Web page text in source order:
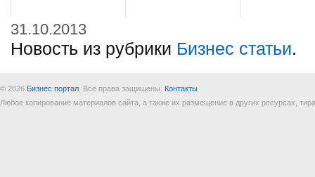
31.10.2013
Новость из рубрики Бизнес статьи.
© 2026 Бизнес портал . Все права защищены. Контакты
Любое копирование материалов сайта, а также их размещение в других ресурсах,